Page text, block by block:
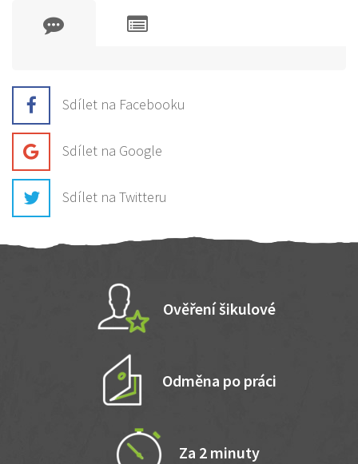
Sdílet na Facebooku
Sdílet na Google
Sdílet na Twitteru
Ověření šikulové
Odměna po práci
Za 2 minuty